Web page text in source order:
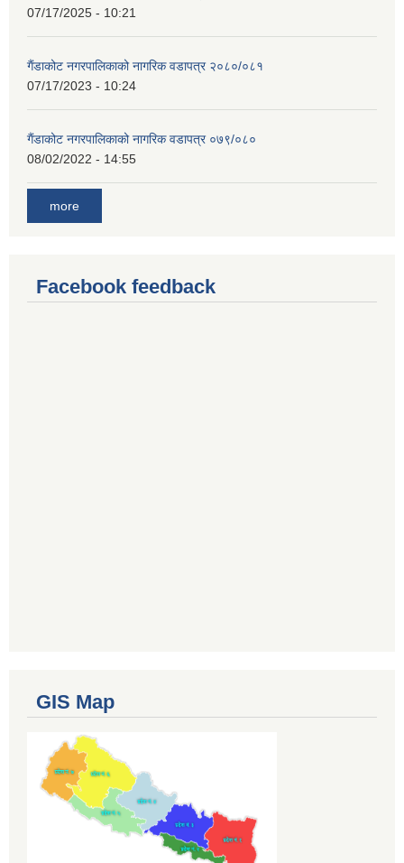
07/17/2025 - 10:21
गैंडाकोट नगरपालिकाको नागरिक वडापत्र २०८०/०८१
07/17/2023 - 10:24
गैंडाकोट नगरपालिकाको नागरिक वडापत्र ०७९/०८०
08/02/2022 - 14:55
more
Facebook feedback
GIS Map